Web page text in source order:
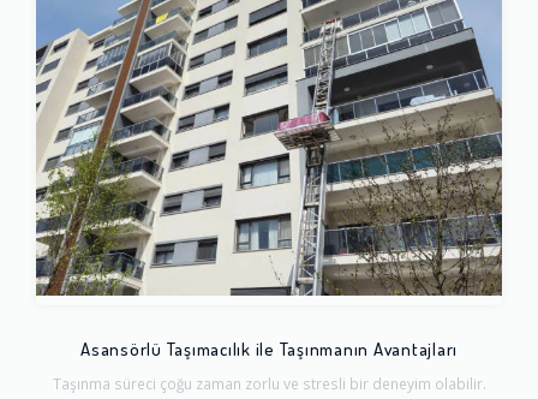
Asansörlü Taşımacılık ile Taşınmanın Avantajları
Taşınma süreci çoğu zaman zorlu ve stresli bir deneyim olabilir.